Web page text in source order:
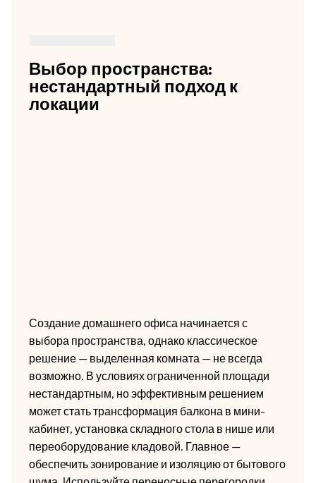
Выбор пространства:
нестандартный подход к
локации
Создание домашнего офиса начинается с
выбора пространства, однако классическое
решение — выделенная комната — не всегда
возможно. В условиях ограниченной площади
нестандартным, но эффективным решением
может стать трансформация балкона в мини-
кабинет, установка складного стола в нише или
переоборудование кладовой. Главное —
обеспечить зонирование и изоляцию от бытового